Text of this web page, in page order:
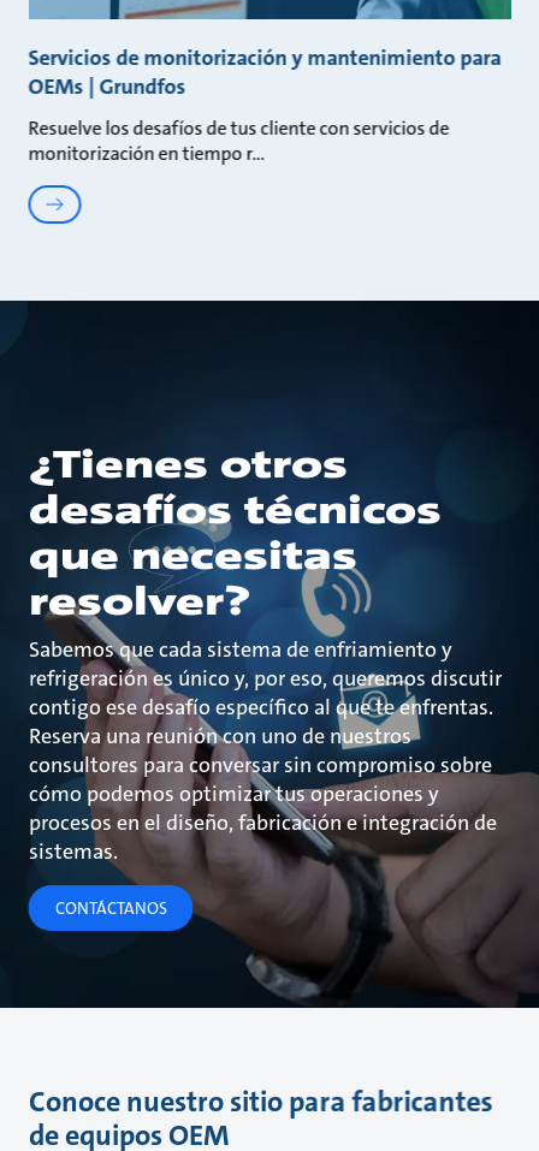
Servicios de monitorización y mantenimiento para
OEMs | Grundfos
Resuelve los desafíos de tus cliente con servicios de
monitorización en tiempo r
¿Tienes otros
desafíos técnicos
que necesitas
resolver?
Sabemos que cada sistema de enfriamiento y
refrigeración es único y, por eso, queremos discutir
contigo ese desafío específico al que te enfrentas.
Reserva una reunión con uno de nuestros
consultores para conversar sin compromiso sobre
cómo podemos optimizar tus operaciones y
procesos en el diseño, fabricación e integración de
sistemas.
CONTÁCTANOS
Conoce nuestro sitio para fabricantes
de equipos OEM